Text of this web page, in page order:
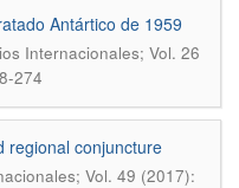
Antártico de 1959
Internacionales; Vol. 26
274
regional conjuncture
Vol. 49 (2017):